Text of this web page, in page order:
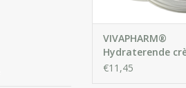
VIVAPHARM®
Hydraterende
hyaluronzuur voor
€11,45